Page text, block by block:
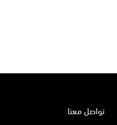
تواصل معنا